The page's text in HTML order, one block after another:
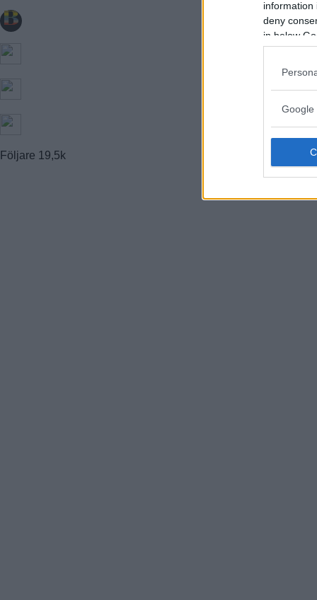
information
deny
in below
Google
Följare 19,5k